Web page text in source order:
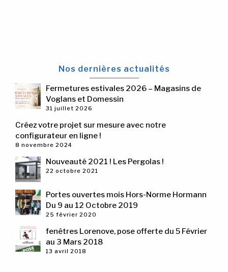
Nos dernières actualités
Fermetures estivales 2026 – Magasins de
Voglans et Domessin
31 juillet 2026
Créez votre projet sur mesure avec notre
configurateur en ligne !
8 novembre 2024
Nouveauté 2021 ! Les Pergolas !
22 octobre 2021
Portes ouvertes mois Hors-Norme Hormann
Du 9 au 12 Octobre 2019
25 février 2020
fenêtres Lorenove, pose offerte du 5 Février
au 3 Mars 2018
13 avril 2018